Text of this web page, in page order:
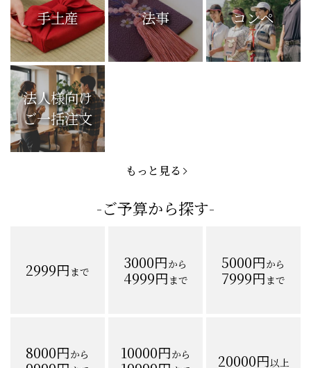
手土産 法事 コンペ
法人様向け
ご一括注文
もっと見る
-ご予算から探す-
2999円まで 3000円から
4999円まで
5000円から
7999円まで
8000円から 10000円から 20000円以上